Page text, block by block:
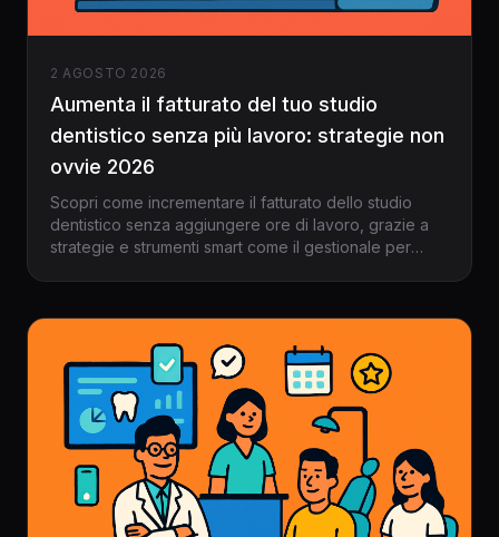
2 AGOSTO 2026
Aumenta il fatturato del tuo studio
dentistico senza più lavoro: strategie non
ovvie 2026
Scopri come incrementare il fatturato dello studio
dentistico senza aggiungere ore di lavoro, grazie a
strategie e strumenti smart come il gestionale per